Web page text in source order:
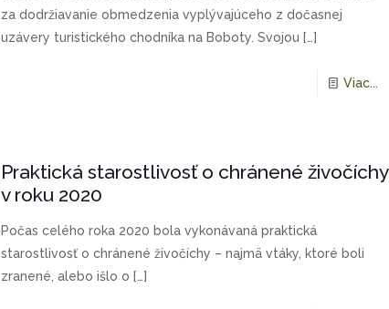
za dodržiavanie obmedzenia vyplývajúceho z dočasnej
uzávery turistického chodníka na Boboty. Svojou […]
Viac...
Praktická starostlivosť o chránené živočíchy
v roku 2020
Počas celého roka 2020 bola vykonávaná praktická
starostlivosť o chránené živočíchy – najmä vtáky, ktoré boli
zranené, alebo išlo o […]